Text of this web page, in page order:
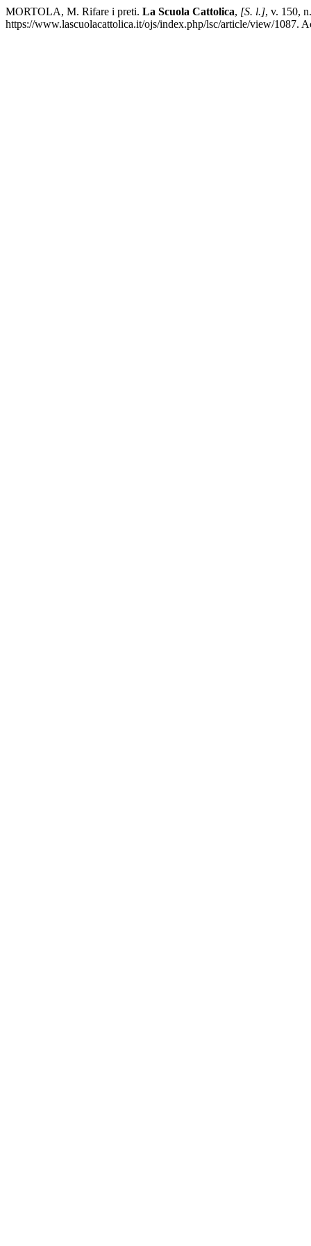
MORTOLA, M. Rifare i preti. La Scuola Cattolica, [S. l.], v. 150,
https://www.lascuolacattolica.it/ojs/index.php/lsc/article/view/1087.